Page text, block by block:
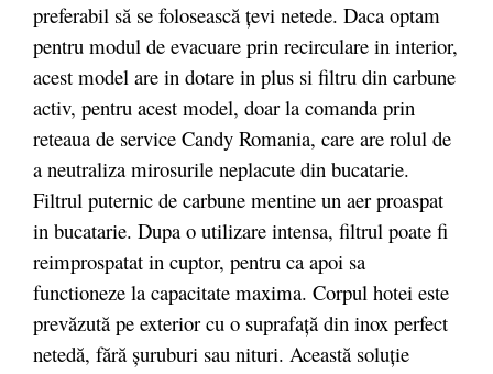
preferabil să se folosească ţevi netede. Daca optam
pentru modul de evacuare prin recirculare in interior,
acest model are in dotare in plus si filtru din carbune
activ, pentru acest model, doar la comanda prin
reteaua de service Candy Romania, care are rolul de
a neutraliza mirosurile neplacute din bucatarie.
Filtrul puternic de carbune mentine un aer proaspat
in bucatarie. Dupa o utilizare intensa, filtrul poate fi
reimprospatat in cuptor, pentru ca apoi sa
functioneze la capacitate maxima. Corpul hotei este
prevăzută pe exterior cu o suprafaţă din inox perfect
netedă, fără şuruburi sau nituri. Această soluţie